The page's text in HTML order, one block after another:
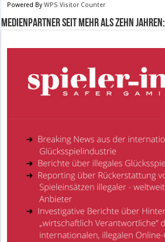
Powered ByWPS Visitor Counter
Medienpartner seit mehr als zehn Jahren: